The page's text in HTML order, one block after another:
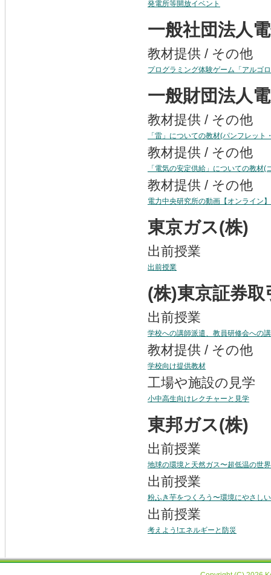
発電所等開放イベント
一般社団法人
教材提供 / その他
プログラミング体験ゲーム「アルゴ
一般財団法人
教材提供 / その他
「雷」についての教材(パンフレット
教材提供 / その他
「電気の安定供給」についての教材
教材提供 / その他
電力中央研究所の動画【オンライン】
東京ガス(株)
出前授業
出前授業
(株)東京証券取
出前授業
学校への講師派遣、教員研修会への
教材提供 / その他
学校向け提供教材
工場や施設の見学
小中高生向けレクチャーと見学
東邦ガス(株)
出前授業
地球の環境と天然ガス〜超低温の世
出前授業
粉ふき芋をつくろう〜環境にやさし
出前授業
考えよう!エネルギーと防災